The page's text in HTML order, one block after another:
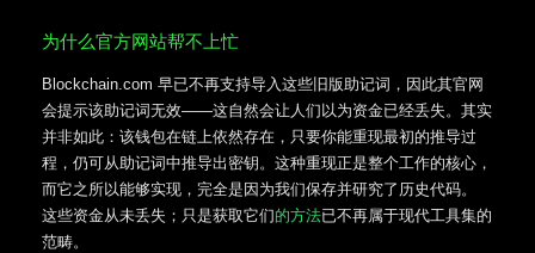
为什么官方网站帮不上忙
Blockchain.com 早已不再支持导入这些旧版助记词，因此其官网
会提示该助记词无效——这自然会让人们以为资金已经丢失。其实
并非如此：该钱包在链上依然存在，只要你能重现最初的推导过
程，仍可从助记词中推导出密钥。这种重现正是整个工作的核心，
而它之所以能够实现，完全是因为我们保存并研究了历史代码。
这些资金从未丢失；只是获取它们的方法已不再属于现代工具集的
范畴。